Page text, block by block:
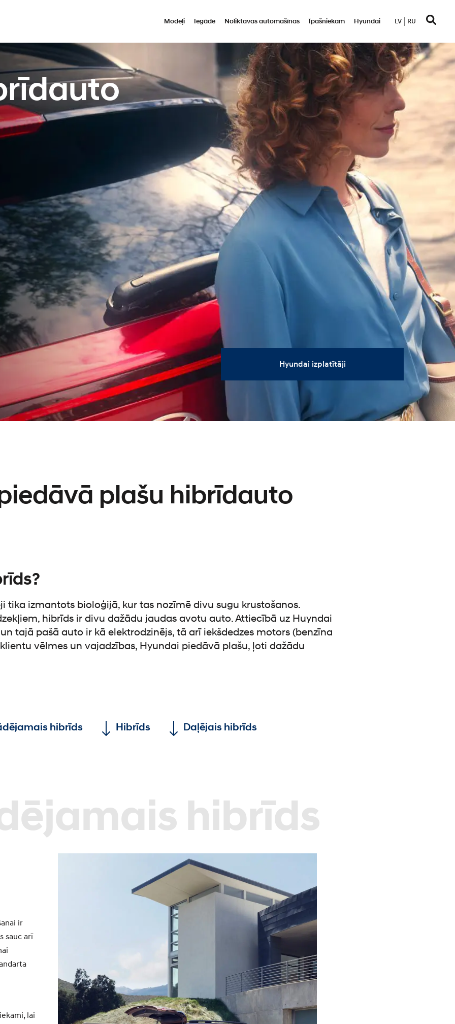
Modeļi Iegāde Noliktavas automašīnas Īpašniekam Hyundai LV RU
Hyundai izplatītāji
plašu hibrīdauto
tika izmantots bioloģijā, kur tas nozīmē divu sugu krustošanos.
hibrīds ir divu dažādu jaudas avotu auto. Attiecībā uz Huyndai
tajā pašā auto ir kā elektrodzinējs, tā arī iekšdedzes motors (benzīna
vēlmes un vajadzības, Hyundai piedāvā plašu, ļoti dažādu
hibrīds Hibrīds Daļējais hibrīds
hibrīds
ir
sauc arī
lai